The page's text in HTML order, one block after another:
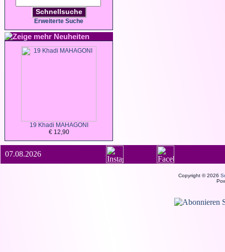
Schnellsuche
Erweiterte Suche
Neuheiten
19 Khadi MAHAGONI
€ 12,90
07.08.2026
Copyright © 2026